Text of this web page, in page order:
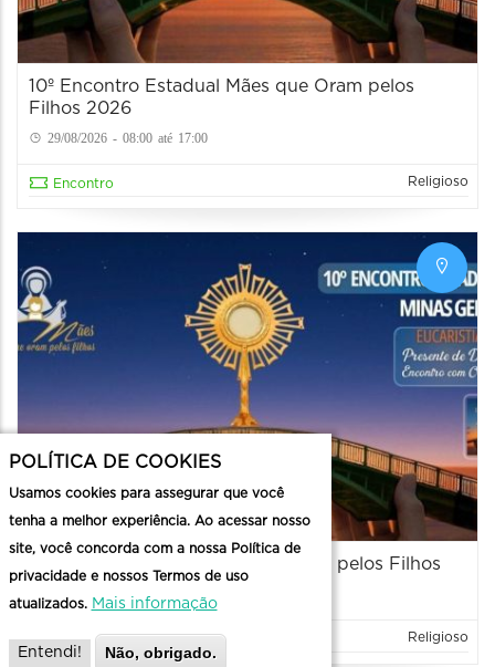
10º Encontro Estadual Mães que Oram pelos
Filhos 2026
29/08/2026 - 08:00 até 17:00
Encontro Religioso
Encontro Estadual Mães que Oram pelos Filhos
29/08/2026 - 08:00 até 19:00
Encontro Religioso
POLÍTICA DE COOKIES
Usamos cookies para assegurar que você
tenha a melhor experiência. Ao acessar nosso
site, você concorda com a nossa Política de
privacidade e nossos Termos de uso
atualizados. Mais informação
Entendi! Não, obrigado.